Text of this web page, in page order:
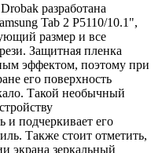
разработана
Tab 2 P5110/10.1",
размер и все
Защитная пленка
эффектом, поэтому при
его поверхность
Такой необычный
и подчеркивает его
Также стоит отметить,
экрана зеркальный